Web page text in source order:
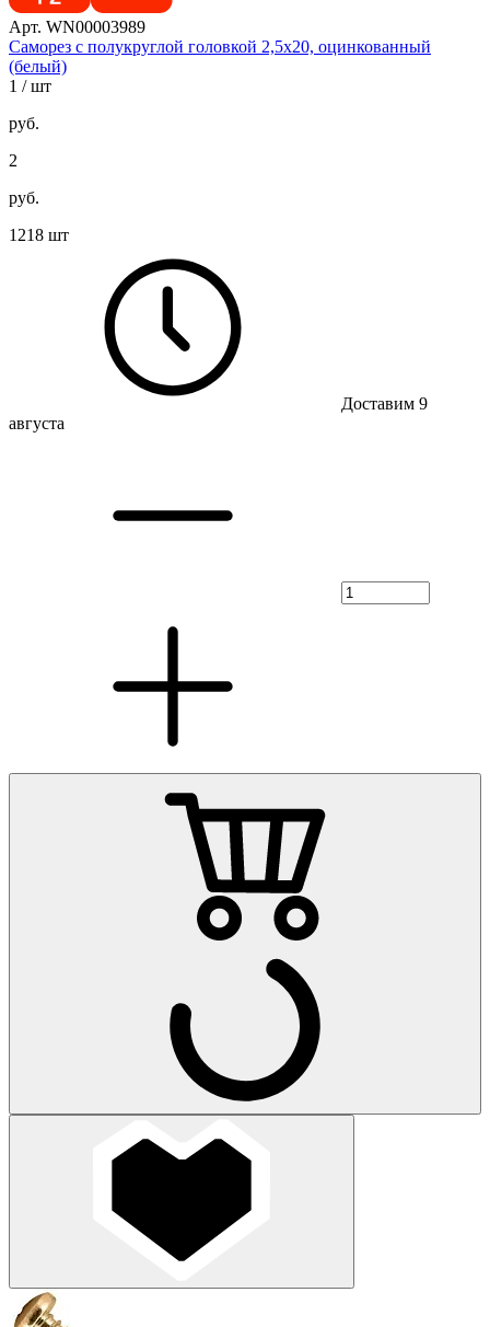
Арт. WN00003989
Саморез с полукруглой головкой 2,5х20, оцинкованный
(белый)
1 / шт
руб.
2
руб.
1218 шт
Доставим 9
августа